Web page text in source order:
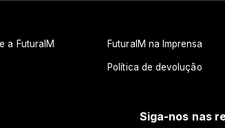
a FuturaIM FuturaIM na Imprensa
Política de devolução
Siga-nos nas